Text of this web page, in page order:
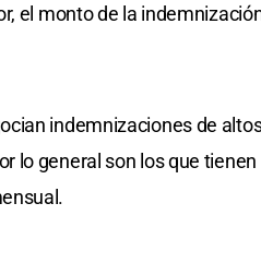
el monto de la
indemnizaciones de
lo general son los que